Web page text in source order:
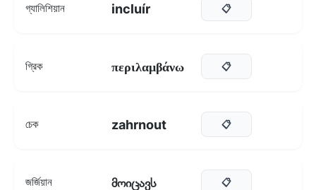
গ্যালিশিয়ান incluír 📋
গ্রিক περιλαμβάνω 📋
চেক zahrnout 📋
জর্জিয়ান მოიცავს 📋